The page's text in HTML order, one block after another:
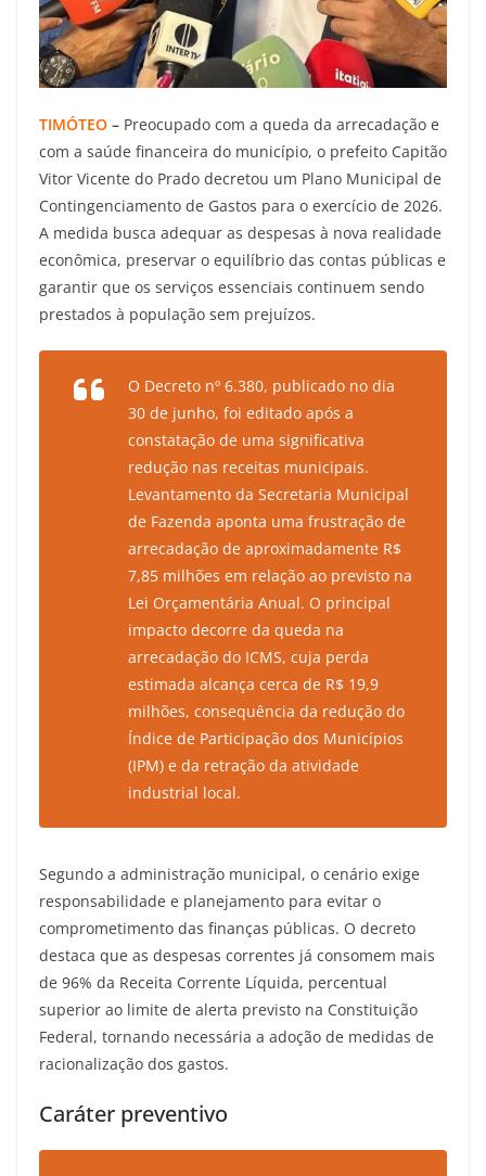
TIMÓTEO – Preocupado com a queda da arrecadação e
com a saúde financeira do município, o prefeito Capitão
Vitor Vicente do Prado decretou um Plano Municipal de
Contingenciamento de Gastos para o exercício de 2026.
A medida busca adequar as despesas à nova realidade
econômica, preservar o equilíbrio das contas públicas e
garantir que os serviços essenciais continuem sendo
prestados à população sem prejuízos.
O Decreto nº 6.380, publicado no dia
30 de junho, foi editado após a
constatação de uma significativa
redução nas receitas municipais.
Levantamento da Secretaria Municipal
de Fazenda aponta uma frustração de
arrecadação de aproximadamente R$
7,85 milhões em relação ao previsto na
Lei Orçamentária Anual. O principal
impacto decorre da queda na
arrecadação do ICMS, cuja perda
estimada alcança cerca de R$ 19,9
milhões, consequência da redução do
Índice de Participação dos Municípios
(IPM) e da retração da atividade
industrial local.
Segundo a administração municipal, o cenário exige
responsabilidade e planejamento para evitar o
comprometimento das finanças públicas. O decreto
destaca que as despesas correntes já consomem mais
de 96% da Receita Corrente Líquida, percentual
superior ao limite de alerta previsto na Constituição
Federal, tornando necessária a adoção de medidas de
racionalização dos gastos.
Caráter preventivo